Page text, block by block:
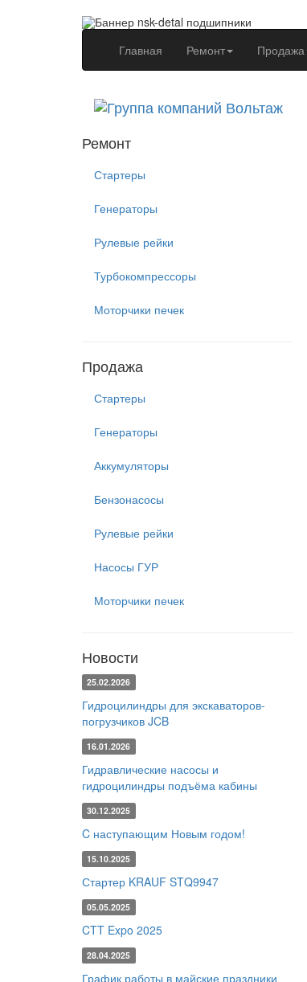
Главная (current)Ремонт Продажа
Ремонт
Стартеры
Генераторы
Рулевые рейки
Турбокомпрессоры
Моторчики печек
Продажа
Стартеры
Генераторы
Аккумуляторы
Бензонасосы
Рулевые рейки
Насосы ГУР
Моторчики печек
Новости
25.02.2026
Гидроцилиндры для экскаваторов-
погрузчиков JCB
16.01.2026
Гидравлические насосы и
гидроцилиндры подъёма кабины
30.12.2025
C наступающим Новым годом!
15.10.2025
Стартер KRAUF STQ9947
05.05.2025
CTT Expo 2025
28.04.2025
График работы в майские праздники